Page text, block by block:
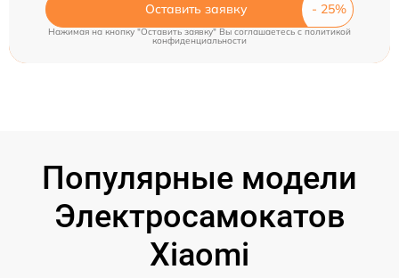
Оставить заявку
Нажимая на кнопку "Оставить заявку" Вы соглашаетесь cполитикой
конфиденциальности
Популярные модели
Электросамокатов
Xiaomi